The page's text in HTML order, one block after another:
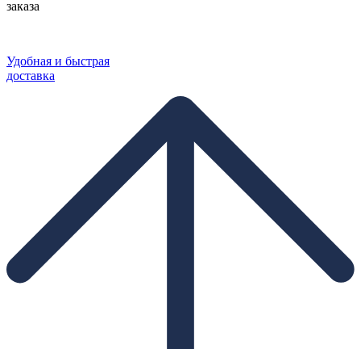
заказа
Удобная и быстрая
доставка